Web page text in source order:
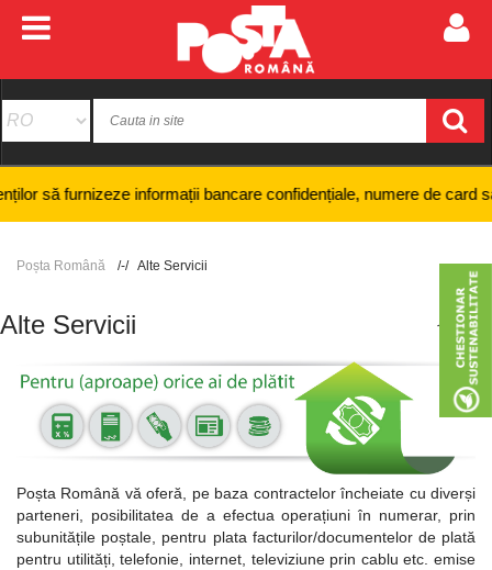
bancare confidențiale, numere de card sau coduri PIN și
Poșta Română Alte Servicii
Alte Servicii +
Poșta Română vă oferă, pe baza contractelor încheiate cu diverși
parteneri, posibilitatea de a efectua operațiuni în numerar, prin
subunitățile poștale, pentru plata facturilor/documentelor de plată
pentru utilități, telefonie, internet, televiziune prin cablu etc. emise